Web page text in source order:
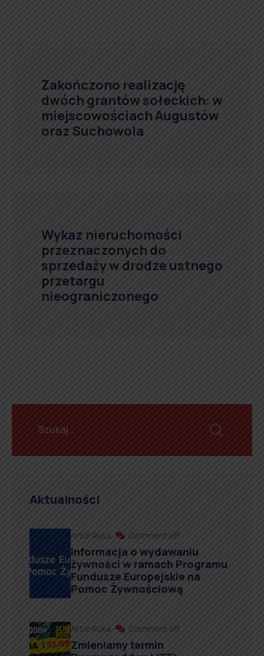
Zakończono realizację
dwóch grantów sołeckich: w
miejscowościach Augustów
oraz Suchowola
Wykaz nieruchomości
przeznaczonych do
sprzedaży w drodze ustnego
przetargu
nieograniczonego
Aktualności
Artur Ruka Comment off
Informacja o wydawaniu
żywności w ramach Programu
Fundusze Europejskie na
Pomoc Żywnościową
Artur Ruka Comment off
Zmieniamy termin